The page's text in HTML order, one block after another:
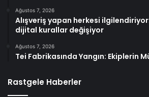
Ağustos 7, 2026
Alışveriş yapan herkesi
dijital kurallar değişiyor
Ağustos 7, 2026
Tei Fabrikasında Yangın: Ekiplerin
Rastgele Haberler